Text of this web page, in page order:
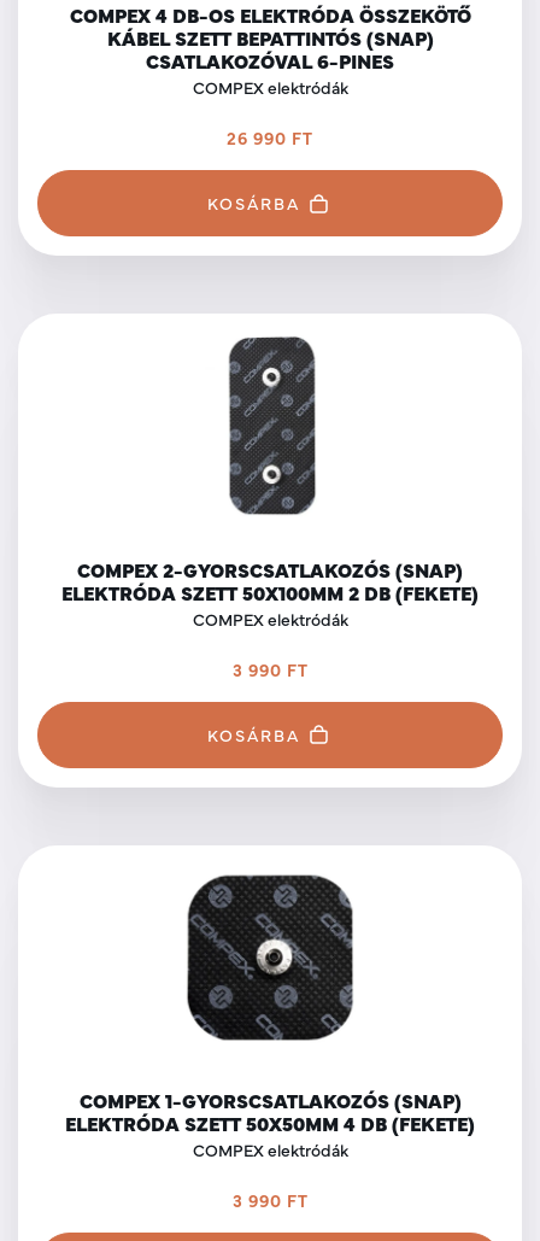
COMPEX 4 DB-OS ELEKTRÓDA ÖSSZEKÖTŐ
KÁBEL SZETT BEPATTINTÓS (SNAP)
CSATLAKOZÓVAL 6-PINES
COMPEX elektródák
26 990 FT
KOSÁRBA
COMPEX 2-GYORSCSATLAKOZÓS (SNAP)
ELEKTRÓDA SZETT 50X100MM 2 DB (FEKETE)
COMPEX elektródák
3 990 FT
KOSÁRBA
COMPEX 1-GYORSCSATLAKOZÓS (SNAP)
ELEKTRÓDA SZETT 50X50MM 4 DB (FEKETE)
COMPEX elektródák
3 990 FT